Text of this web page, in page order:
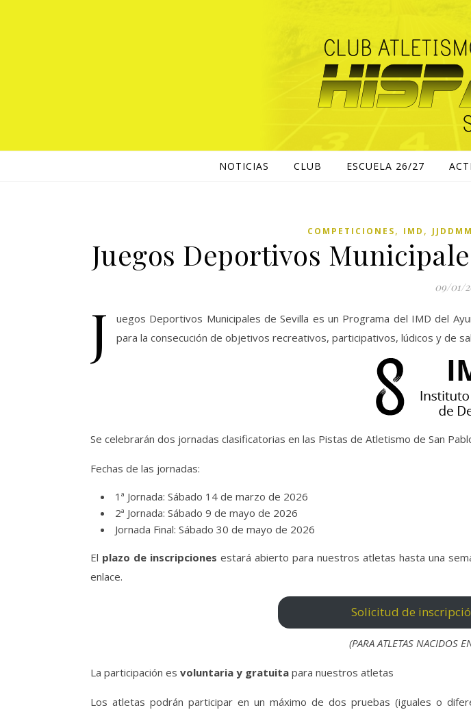
NOTICIAS CLUB ESCUELA 26/27
COMPETICIONES, IMD , JJDDMM
Juegos Deportivos
09/01/
J
uegos Deportivos Municipales de Sevilla es un Programa del IMD del
para la consecución de objetivos recreativos, participativos, lúdicos y de
Se celebrarán dos jornadas clasificatorias en las Pistas de Atletismo de San
Fechas de las jornadas:
1ª Jornada: Sábado 14 de marzo de 2026
2ª Jornada: Sábado 9 de mayo de 2026
Jornada Final: Sábado 30 de mayo de 2026
El plazo de inscripciones estará abierto para nuestros atletas hasta una
enlace.
Solicitud de
(PARA ATLETAS NACIDOS
La participación es voluntaria y gratuita para nuestros atletas
Los atletas podrán participar en un máximo de dos pruebas (iguales o